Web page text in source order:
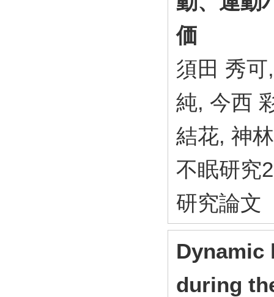
価
須田 秀
純, 今西
結花, 神
不眠研
研究論文
Dynamic
during